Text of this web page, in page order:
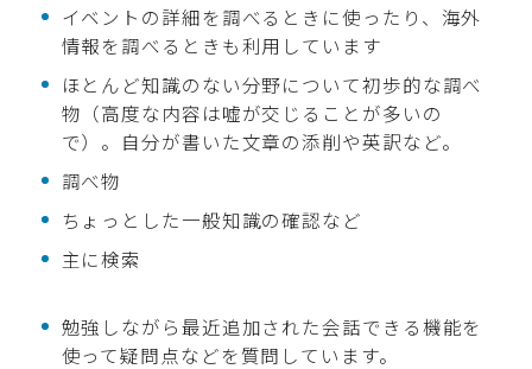
イベントの詳細を調べるときに使ったり、海外
情報を調べるときも利用しています
ほとんど知識のない分野について初歩的な調べ
物（高度な内容は嘘が交じることが多いの
で）。自分が書いた文章の添削や英訳など。
調べ物
ちょっとした一般知識の確認など
主に検索
勉強しながら最近追加された会話できる機能を
使って疑問点などを質問しています。